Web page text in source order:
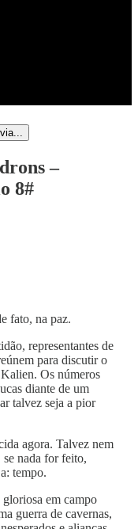
–
8#
fato, na paz.
representantes de
para discutir o
Os números
diante de um
talvez seja a pior
agora. Talvez nem
nada for feito,
tempo.
gloriosa em campo
guerra de cavernas,